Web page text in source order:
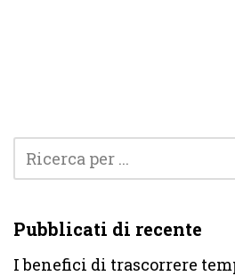
Pubblicati di recente
I benefici di trascorrere